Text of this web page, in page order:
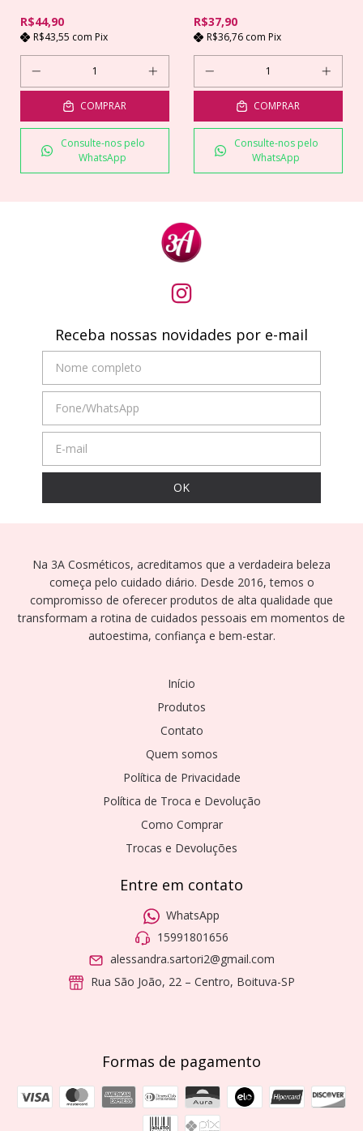
R$44,90
R$43,55 com Pix
COMPRAR
Consulte-nos pelo
WhatsApp
R$37,90
R$36,76 com Pix
COMPRAR
Consulte-nos pelo
WhatsApp
Receba nossas novidades por e-mail
Na 3A Cosméticos, acreditamos que a verdadeira beleza
começa pelo cuidado diário. Desde 2016, temos o
compromisso de oferecer produtos de alta qualidade que
transformam a rotina de cuidados pessoais em momentos de
autoestima, confiança e bem-estar.
Início
Produtos
Contato
Quem somos
Política de Privacidade
Política de Troca e Devolução
Como Comprar
Trocas e Devoluções
Entre em contato
WhatsApp
15991801656
alessandra.sartori2@gmail.com
Rua São João, 22 – Centro, Boituva-SP
Formas de pagamento